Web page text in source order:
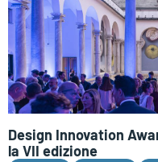
Design Innovation
la VII edizione